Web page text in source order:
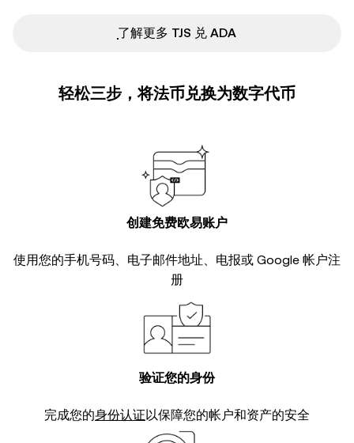
ִִִִִִִִִִִִִִִִִִִִִִִִִִִִִִִִִִִִִִִִִִִִִִִ了解更多 TJS 兑 ADA
轻松三步，将法币兑换为数字代币
创建免费欧易账户
使用您的手机号码、电子邮件地址、电报或 Google 帐户注
册
验证您的身份
完成您的身份认证以保障您的帐户和资产的安全